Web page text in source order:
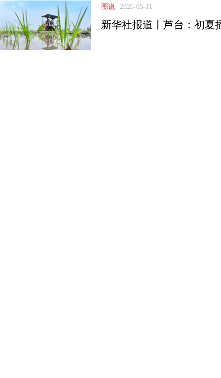
图说 2026-05-11
新华社报道丨芦台：初夏